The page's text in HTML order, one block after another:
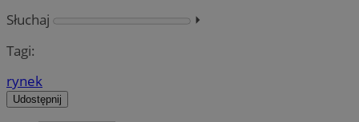
Słuchaj
⏵︎
Tagi:
rynek
Udostępnij